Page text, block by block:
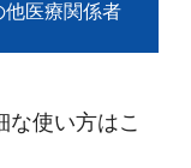
他医療関係者
使い方はこ